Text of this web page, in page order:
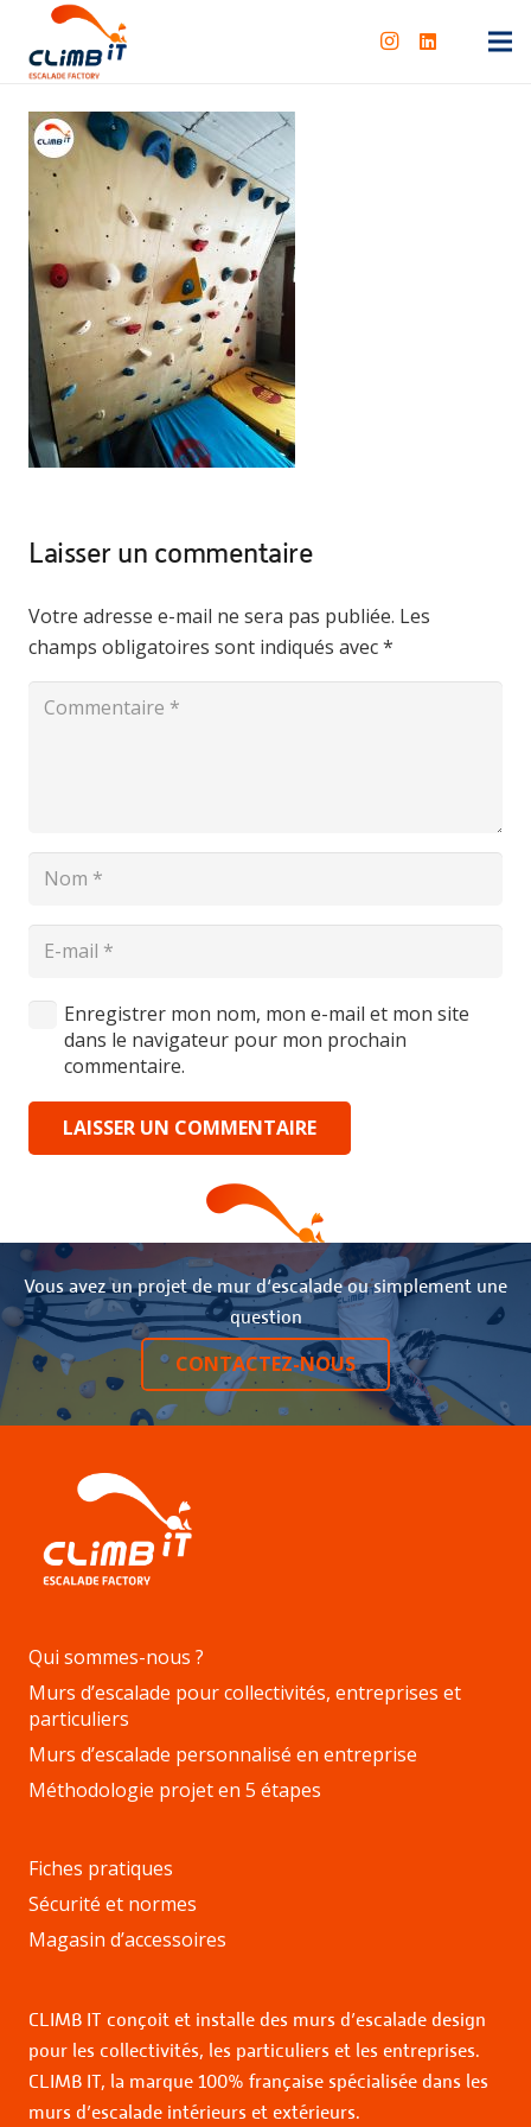
Laisser un commentaire
Votre adresse e-mail ne sera pas publiée. Les
champs obligatoires sont indiqués avec*
Enregistrer mon nom, mon e-mail et mon site
dans le navigateur pour mon prochain
commentaire.
LAISSER UN COMMENTAIRE
Vous avez un projet de mur d‘escalade ou simplement une
question
CONTACTEZ-NOUS
Qui sommes-nous ?
Murs d’escalade pour collectivités, entreprises et
particuliers
Murs d’escalade personnalisé en entreprise
Méthodologie projet en 5 étapes
Fiches pratiques
Sécurité et normes
Magasin d’accessoires
CLIMB IT conçoit et installe des murs d’escalade design
pour les collectivités, les particuliers et les entreprises.
CLIMB IT, la marque 100% française spécialisée dans les
murs d’escalade intérieurs et extérieurs.